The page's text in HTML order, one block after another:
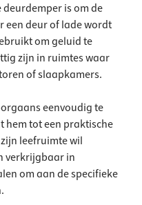
is om de
een deur of lade wordt
om geluid te
zijn in ruimtes waar
of slaapkamers.
eenvoudig te
hem tot een praktische
leefruimte wil
verkrijgbaar in
om aan de specifieke